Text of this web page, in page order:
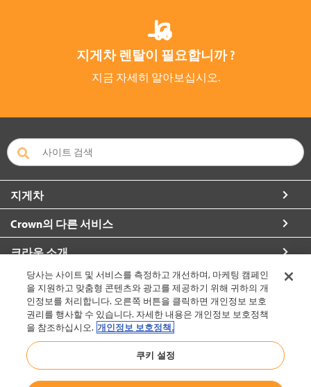
지게차 렌탈이 필요합니까 ?
지금 자세히 알아보십시오.
지게차
Crown의 다른 서비스
크라운 소개
자세한 정보 요청
대한민국 (변경)
당사는 사이트 및 서비스를 측정하고 개선하며, 마케팅 캠페인
을 지원하고 맞춤형 콘텐츠와 광고를 제공하기 위해 귀하의 개
인정보를 처리합니다. 오른쪽 버튼을 클릭하면 개인정보 보호
권리를 행사할 수 있습니다. 자세한 내용은 개인정보 보호정책
을 참조하십시오. 개인정보 보호정책.
쿠키 설정